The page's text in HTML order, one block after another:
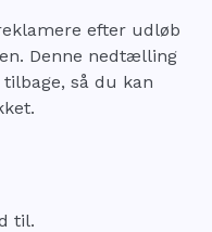
efter udløb
Denne nedtælling
så du kan
til.